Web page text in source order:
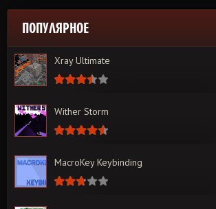
ПОПУЛЯРНОЕ
Xray Ultimate
Wither Storm
MacroKey Keybinding